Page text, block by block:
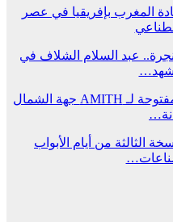
المغرب بإفريقيا في عصر
عبد السلام الشلاف في
نجاح لافت للأبواب المفتوحة لـ AMITH جهة الشمال
الثالثة من أيام الأبواب